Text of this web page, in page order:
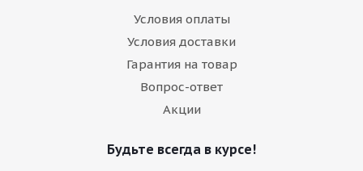
Условия оплаты
Условия доставки
Гарантия на товар
Вопрос-ответ
Акции
Будьте всегда в курсе!